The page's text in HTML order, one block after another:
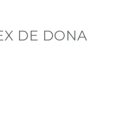
DE DONA